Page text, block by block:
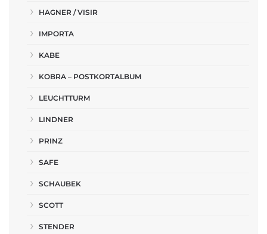
HAGNER / VISIR
IMPORTA
KABE
KOBRA – POSTKORTALBUM
LEUCHTTURM
LINDNER
PRINZ
SAFE
SCHAUBEK
SCOTT
STENDER